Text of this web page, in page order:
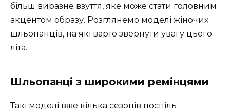
більш виразне взуття, яке може стати головним
акцентом образу. Розглянемо моделі жіночих
шльопанців, на які варто звернути увагу цього
літа.
Шльопанці з широкими ремінцями
Такі моделі вже кілька сезонів поспіль